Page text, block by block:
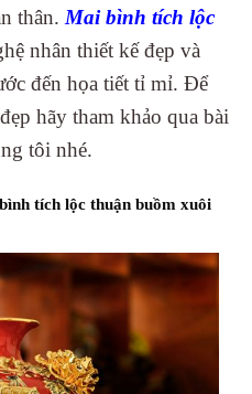
thân. Mai bình tích lộc
nhân thiết kế đẹp và
đến họa tiết tỉ mỉ. Để
hãy tham khảo qua bài
tôi nhé.
tích lộc thuận buồm xuôi